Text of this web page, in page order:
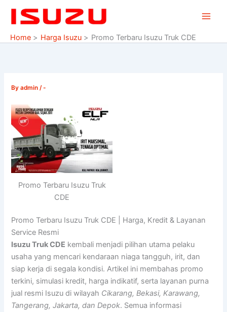
Home
Harga Isuzu Promo Terbaru Isuzu Truk CDE
Byadmin /-
Promo Terbaru Isuzu Truk
CDE
Promo Terbaru Isuzu Truk CDE | Harga, Kredit & Layanan
Service Resmi
Isuzu Truk CDE kembali menjadi pilihan utama pelaku
usaha yang mencari kendaraan niaga tangguh, irit, dan
siap kerja di segala kondisi. Artikel ini membahas promo
terkini, simulasi kredit, harga indikatif, serta layanan purna
jual resmi Isuzu di wilayah Cikarang, Bekasi, Karawang,
Tangerang, Jakarta, dan Depok. Semua informasi